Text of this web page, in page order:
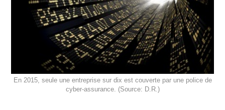
En 2015, seule une entreprise sur dix est couverte par une police de
cyber-assurance. (Source: D.R.)